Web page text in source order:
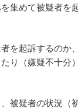
集めて被疑者を
を起訴するのか
り（嫌疑不十分
被疑者の状況